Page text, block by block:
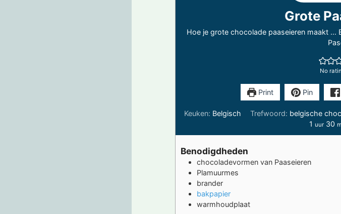
Grote
Hoe je grote chocolade paaseieren maakt
No
Print Pin
Keuken: Belgisch Trefwoord: belgische
1 uur
uur 30
Benodigdheden
chocoladevormen van Paaseieren
Plamuurmes
brander
bakpapier
warmhoudplaat